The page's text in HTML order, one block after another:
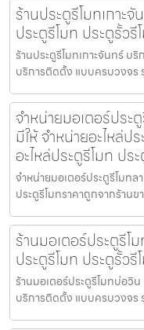
ร้านประตูรีโมทเกาะ
ประตูรีโมท ประตูรั้วรี
ร้านประตูรีโมทเกาะจันทร์ บ
บริการติดตั้ง แบบครบวงจร
จำหน่ายมอเตอร์ประ
มีให้ จำหน่ายอะไหล่ป
อะไหล่ประตูรีโมท ปร
จำหน่ายมอเตอร์ประตูรีโมทล
ประตูรีโมทราคาถูกจากร้านข
ร้านมอเตอร์ประตูรี
ประตูรีโมท ประตูรั้วรี
ร้านมอเตอร์ประตูรีโมทบ่อวิน
บริการติดตั้ง แบบครบวงจร